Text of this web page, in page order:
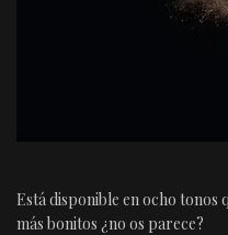
Está disponible en ocho tonos
más bonitos ¿no os parece?